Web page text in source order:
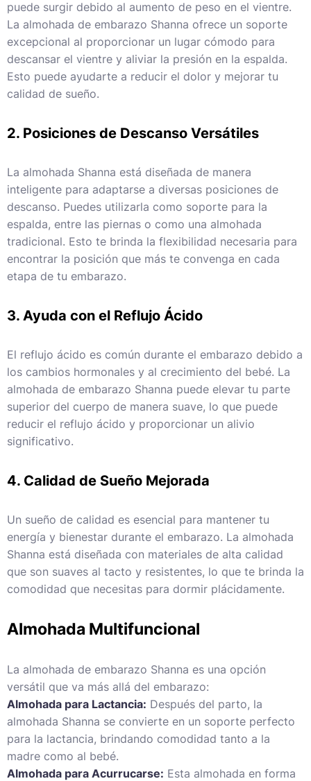
puede surgir debido al aumento de peso en el vientre.
La almohada de embarazo Shanna ofrece un soporte
excepcional al proporcionar un lugar cómodo para
descansar el vientre y aliviar la presión en la espalda.
Esto puede ayudarte a reducir el dolor y mejorar tu
calidad de sueño.
2. Posiciones de Descanso Versátiles
La almohada Shanna está diseñada de manera
inteligente para adaptarse a diversas posiciones de
descanso. Puedes utilizarla como soporte para la
espalda, entre las piernas o como una almohada
tradicional. Esto te brinda la flexibilidad necesaria para
encontrar la posición que más te convenga en cada
etapa de tu embarazo.
3. Ayuda con el Reflujo Ácido
El reflujo ácido es común durante el embarazo debido a
los cambios hormonales y al crecimiento del bebé. La
almohada de embarazo Shanna puede elevar tu parte
superior del cuerpo de manera suave, lo que puede
reducir el reflujo ácido y proporcionar un alivio
significativo.
4. Calidad de Sueño Mejorada
Un sueño de calidad es esencial para mantener tu
energía y bienestar durante el embarazo. La almohada
Shanna está diseñada con materiales de alta calidad
que son suaves al tacto y resistentes, lo que te brinda la
comodidad que necesitas para dormir plácidamente.
Almohada Multifuncional
La almohada de embarazo Shanna es una opción
versátil que va más allá del embarazo:
Almohada para Lactancia: Después del parto, la
almohada Shanna se convierte en un soporte perfecto
para la lactancia, brindando comodidad tanto a la
madre como al bebé.
Almohada para Acurrucarse: Esta almohada en forma